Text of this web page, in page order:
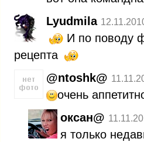
Lyudmila
И по поводу
рецепта
@ntoshk@
очень
оксан@
я только